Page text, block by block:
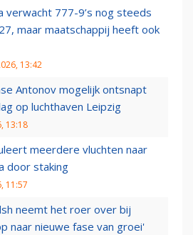
verwacht 777-9’s nog steeds
maar maatschappij heeft ook
13:42
Antonov mogelijk ontsnapt
op luchthaven Leipzig
13:18
meerdere vluchten naar
door staking
11:57
neemt het roer over bij
naar nieuwe fase van groei'